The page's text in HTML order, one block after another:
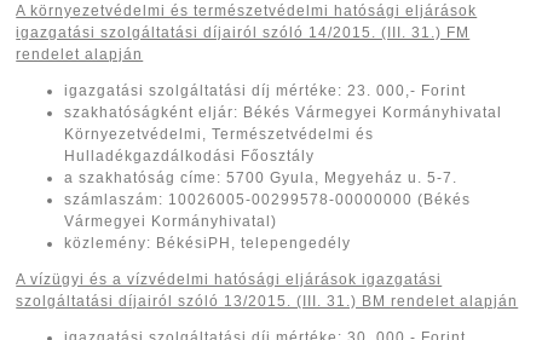
A környezetvédelmi és természetvédelmi hatósági eljárások
igazgatási szolgáltatási díjairól ​szóló 14/2015. (III. 31.) FM
rendelet alapján
igazgatási szolgáltatási díj mértéke: 23. 000,- Forint
szakhatóságként eljár: Békés Vármegyei Kormányhivatal
Környezetvédelmi, Természetvédelmi és
Hulladékgazdálkodási Főosztály
a szakhatóság címe: 5700 Gyula, Megyeház u. 5-7.
számlaszám: 10026005-00299578-00000000 (Békés
Vármegyei Kormányhivatal)
közlemény: BékésiPH, telepengedély
A vízügyi és a vízvédelmi hatósági eljárások igazgatási
szolgáltatási díjairól ​szóló 13/2015. (III. 31.) BM rendelet alapján